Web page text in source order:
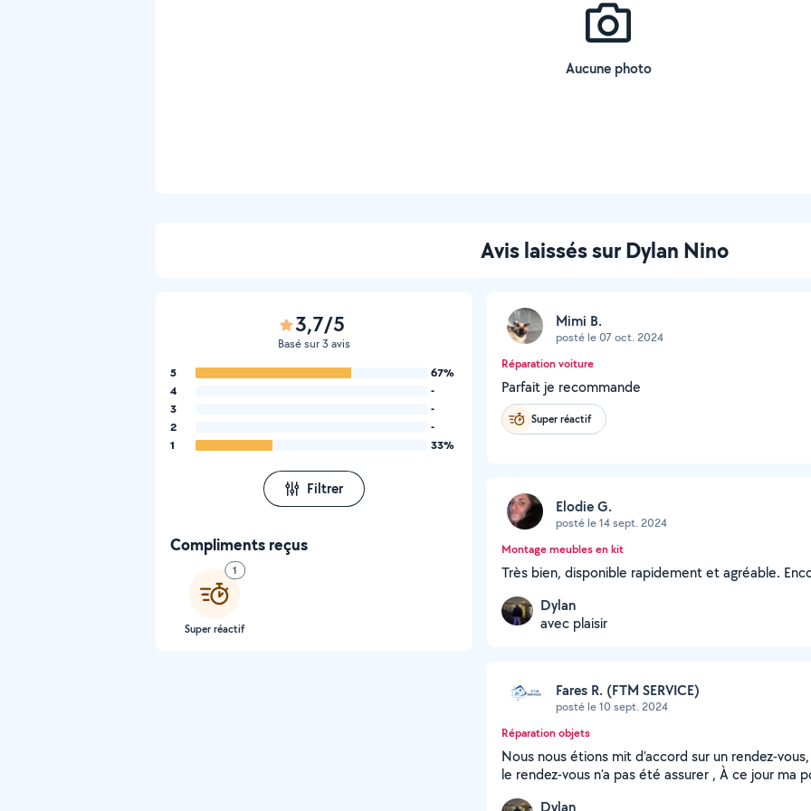
Aucune photo
Avis laissés sur Dylan Nino
3,7/5
Basé sur 3 avis
5
67%
4
-
3
-
2
-
1
33%
Filtrer
Compliments reçus
1
Super réactif
Mimi B.
posté le 07 oct. 2024
Réparation voiture
Parfait je recommande
Super réactif
Elodie G.
posté le 14 sept. 2024
Montage meubles en kit
Très bien, disponible rapidement et agréable.
Dylan
avec plaisir
Fares R. (FTM SERVICE)
posté le 10 sept. 2024
Réparation objets
Nous nous étions mit d’accord sur un rendez-
le rendez-vous n’a pas été assurer , À ce jour ma
Dylan